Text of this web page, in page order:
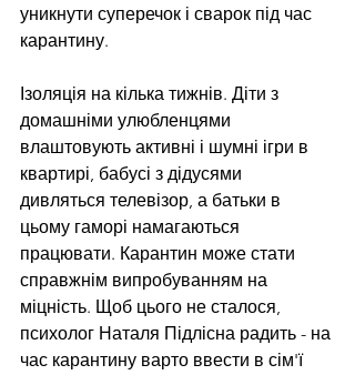
уникнути суперечок і сварок під час
карантину.
Ізоляція на кілька тижнів. Діти з
домашніми улюбленцями
влаштовують активні і шумні ігри в
квартирі, бабусі з дідусями
дивляться телевізор, а батьки в
цьому гаморі намагаються
працювати. Карантин може стати
справжнім випробуванням на
міцність. Щоб цього не сталося,
психолог Наталя Підлісна радить - на
час карантину варто ввести в сім'ї